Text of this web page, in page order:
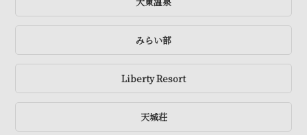
みらい部
Liberty Resort
天城荘